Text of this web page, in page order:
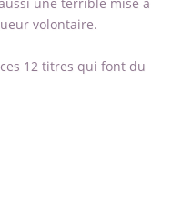
volontaire.
12 titres qui font du